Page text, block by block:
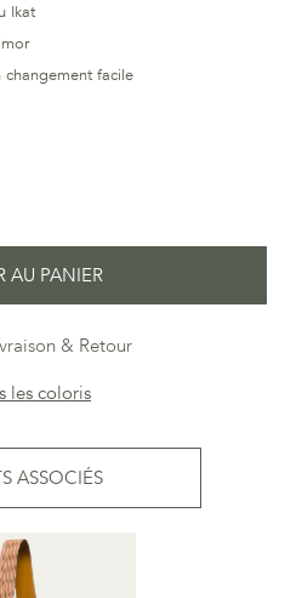
Ikat
facile
AU PANIER
& Retour
les coloris
ASSOCIÉS